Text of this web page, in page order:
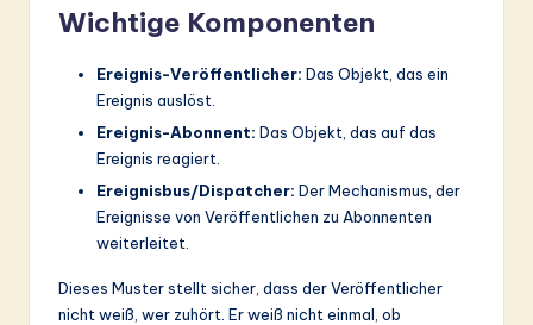
Wichtige Komponenten
Ereignis-Veröffentlicher: Das Objekt, das ein
Ereignis auslöst.
Ereignis-Abonnent: Das Objekt, das auf das
Ereignis reagiert.
Ereignisbus/Dispatcher: Der Mechanismus, der
Ereignisse von Veröffentlichen zu Abonnenten
weiterleitet.
Dieses Muster stellt sicher, dass der Veröffentlicher
nicht weiß, wer zuhört. Er weiß nicht einmal, ob